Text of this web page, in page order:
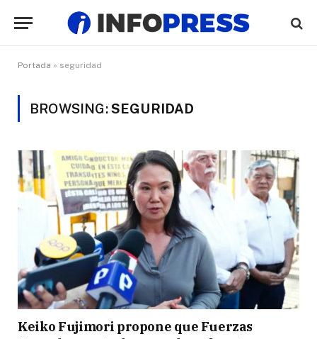
Portada » seguridad
BROWSING:SEGURIDAD
Keiko Fujimori propone que Fuerzas